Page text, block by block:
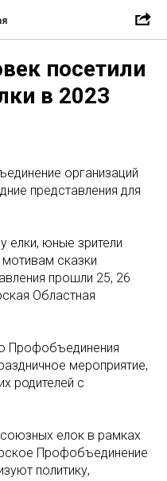
посетили
в 2023
организаций
представления для
елки, юные зрители
сказки
прошли 25, 26
Областная
Профобъединения
мероприятие,
родителей с
елок в рамках
Профобъединение
политику,